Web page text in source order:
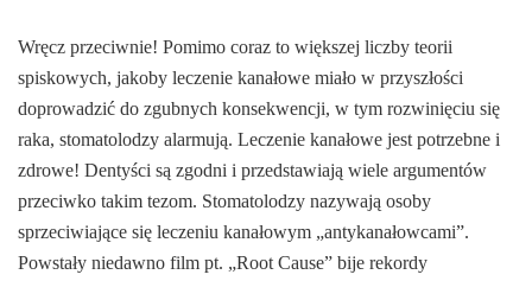
Wręcz przeciwnie! Pomimo coraz to większej liczby teorii
spiskowych, jakoby leczenie kanałowe miało w przyszłości
doprowadzić do zgubnych konsekwencji, w tym rozwinięciu się
raka, stomatolodzy alarmują. Leczenie kanałowe jest potrzebne i
zdrowe! Dentyści są zgodni i przedstawiają wiele argumentów
przeciwko takim tezom. Stomatolodzy nazywają osoby
sprzeciwiające się leczeniu kanałowym „antykanałowcami”.
Powstały niedawno film pt. „Root Cause” bije rekordy